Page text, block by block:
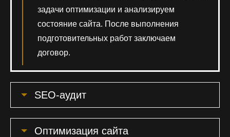
задачи оптимизации и анализируем
состояние сайта. После выполнения
подготовительных работ заключаем
договор.
SEO-аудит
Оптимизация сайта